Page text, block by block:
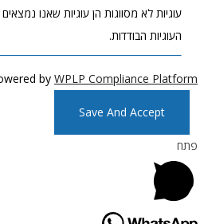
עוגיות לא מסווגות הן עוגיות שאנו
העוגיות הבודדות.
by WPLP Compliance Platform
Save And Accept
פתח